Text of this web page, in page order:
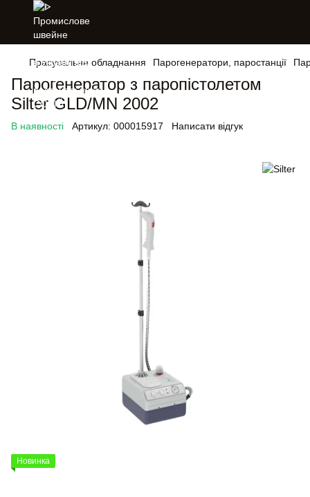
Прасувальне обладнання Парогенератори, паростанції
Парогенератор з паропістолетом
Silter GLD/MN 2002
В наявності Артикул: 000015917 Написати відгук
Новинка